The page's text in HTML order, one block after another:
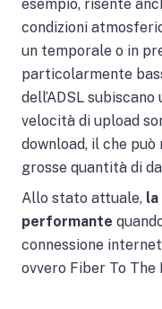
esempio, risente
condizioni
un temporale o in
particolarmente
dell’ADSL
velocità di upload
download, il che
grosse quantità di
Allo stato attuale,
performante
connessione
ovvero Fiber To The